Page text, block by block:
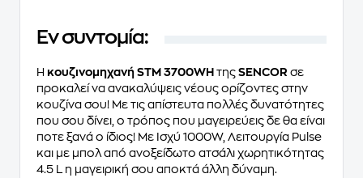
Εν συντομία:
H κουζινομηχανή STM 3700WH της SENCOR σε
προκαλεί να ανακαλύψεις νέους ορίζοντες στην
κουζίνα σου! Με τις απίστευτα πολλές δυνατότητες
που σου δίνει, ο τρόπος που μαγειρεύεις δε θα είναι
ποτε ξανά ο ίδιος! Με Ισχύ 1000W, Λειτουργία Pulse
και με μπολ από ανοξείδωτο ατσάλι χωρητικότητας
4.5 L η μαγειρική σου αποκτά άλλη δύναμη.